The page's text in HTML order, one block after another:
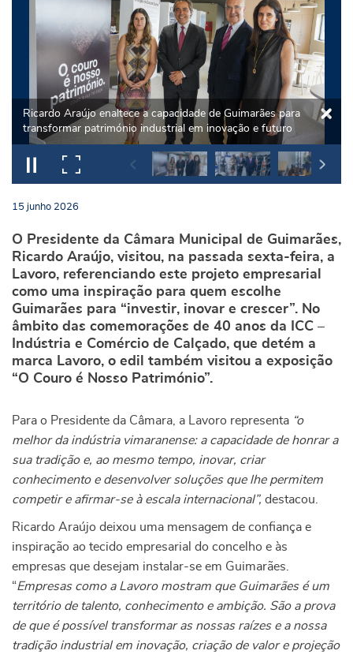
Ricardo Araújo enaltece a capacidade de Guimarães para
transformar património industrial em inovação e futuro
15 junho 2026
O Presidente da Câmara Municipal de Guimarães,
Ricardo Araújo, visitou, na passada sexta-feira, a
Lavoro, referenciando este projeto empresarial
como uma inspiração para quem escolhe
Guimarães para “investir, inovar e crescer”. No
âmbito das comemorações de 40 anos da ICC –
Indústria e Comércio de Calçado, que detém a
marca Lavoro, o edil também visitou a exposição
“O Couro é Nosso Património”.
Para o Presidente da Câmara, a Lavoro representa “o
melhor da indústria vimaranense: a capacidade de honrar a
sua tradição e, ao mesmo tempo, inovar, criar
conhecimento e desenvolver soluções que lhe permitem
competir e afirmar-se à escala internacional”, destacou.
Ricardo Araújo deixou uma mensagem de confiança e
inspiração ao tecido empresarial do concelho e às
empresas que desejam instalar-se em Guimarães.
“Empresas como a Lavoro mostram que Guimarães é um
território de talento, conhecimento e ambição. São a prova
de que é possível transformar as nossas raízes e a nossa
tradição industrial em inovação, criação de valor e projeção